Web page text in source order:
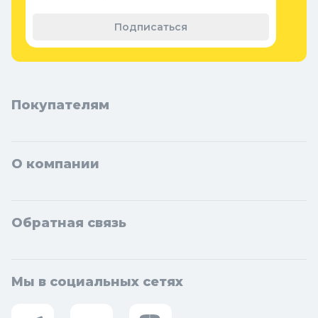
Подписаться
Покупателям
О компании
Обратная связь
Мы в социальных сетях